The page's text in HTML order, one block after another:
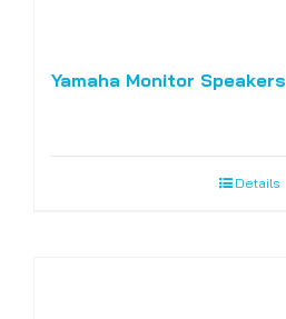
Yamaha Monitor Speakers
Details